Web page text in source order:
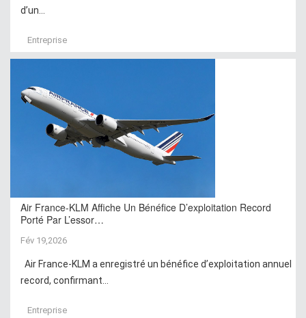
d’un...
Entreprise
Air France-KLM Affiche Un Bénéfice D’exploitation Record
Porté Par L’essor…
Fév 19,2026
Air France-KLM a enregistré un bénéfice d’exploitation annuel
record, confirmant...
Entreprise